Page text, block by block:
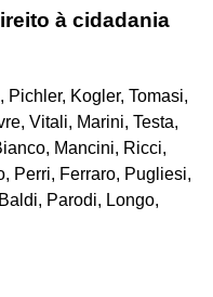
à cidadania
Kogler, Tomasi,
Vitali, Marini, Testa,
Mancini, Ricci,
Perri, Ferraro, Pugliesi,
Parodi, Longo,